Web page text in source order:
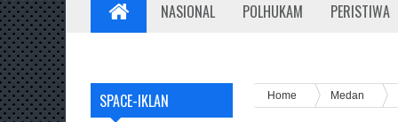
NASIONAL POLHUKAM PERISTIWA
SPACE-IKLAN Home Medan